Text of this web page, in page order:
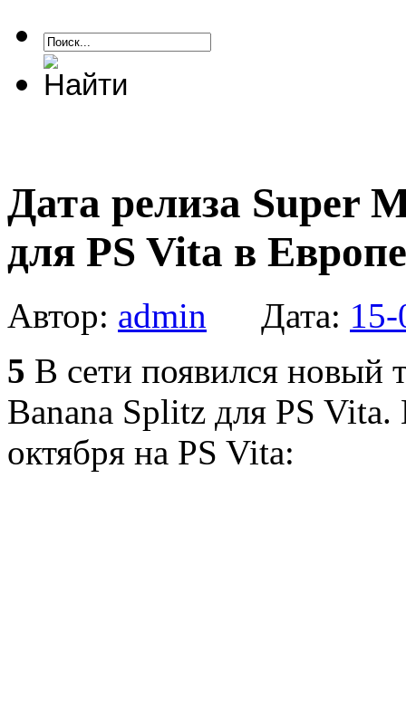
Дата релиза Super
для PS Vita в
Автор: admin Дата:
5 В сети появился новый
Banana Splitz для PS
октября на PS Vita: